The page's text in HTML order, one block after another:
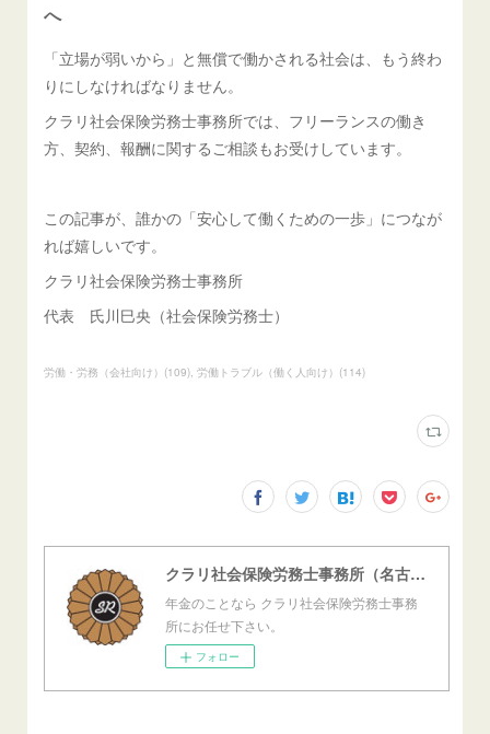
へ
「立場が弱いから」と無償で働かされる社会は、もう終わ
りにしなければなりません。
クラリ社会保険労務士事務所では、フリーランスの働き
方、契約、報酬に関するご相談もお受けしています。
この記事が、誰かの「安心して働くための一歩」につなが
れば嬉しいです。
クラリ社会保険労務士事務所
代表 氏川巳央（社会保険労務士）
労働・労務（会社向け） (109) 労働トラブル（働く人向け） (114)
クラリ社会保険労務士事務所（名古屋西障害年金センター）
年金のことなら クラリ社会保険労務士事務
所にお任せ下さい。
フォロー